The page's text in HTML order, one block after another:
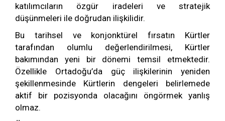
katılımcıların özgür iradeleri ve stratejik
düşünmeleri ile doğrudan ilişkilidir.
Bu tarihsel ve konjonktürel fırsatın Kürtler
tarafından olumlu değerlendirilmesi, Kürtler
bakımından yeni bir dönemi temsil etmektedir.
Özellikle Ortadoğu’da güç ilişkilerinin yeniden
şekillenmesinde Kürtlerin dengeleri belirlemede
aktif bir pozisyonda olacağını öngörmek yanlış
olmaz.